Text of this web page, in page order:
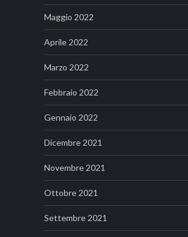
Maggio 2022
Aprile 2022
Marzo 2022
Febbraio 2022
Gennaio 2022
Dicembre 2021
Novembre 2021
Ottobre 2021
Settembre 2021